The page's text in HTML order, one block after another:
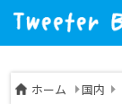
ホーム 国内